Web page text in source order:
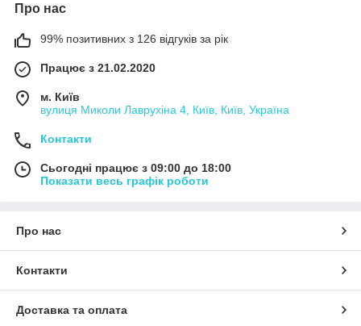
Про нас
99% позитивних з 126 відгуків за рік
Працює з 21.02.2020
м. Київ
вулиця Миколи Лаврухіна 4, Київ, Київ, Україна
Контакти
Сьогодні працює з 09:00 до 18:00
Показати весь графік роботи
Про нас
Контакти
Доставка та оплата